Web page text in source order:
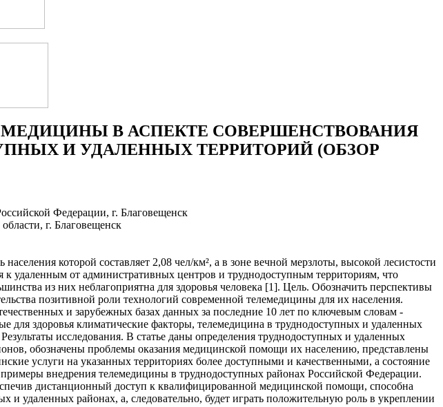
В АСПЕКТЕ СОВЕРШЕНСТВОВАНИЯ
И УДАЛЕННЫХ ТЕРРИТОРИЙ (ОБЗОР
Федерации, г. Благовещенск
г. Благовещенск
которой составляет 2,08 чел/км², а в зоне вечной мерзлоты, высокой лесистости
к удаленным от административных центров и труднодоступным территориям, что
из них неблагоприятна для здоровья человека [1]. Цель. Обозначить перспективы
позитивной роли технологий современной телемедицины для их населения.
и зарубежных базах данных за последние 10 лет по ключевым словам -
здоровья климатические факторы, телемедицина в труднодоступных и удаленных
исследования. В статье даны определения труднодоступных и удаленных
обозначены проблемы оказания медицинской помощи их населению, представлены
услуги на указанных территориях более доступными и качественными, а состояние
внедрения телемедицины в труднодоступных районах Российской Федерации.
дистанционный доступ к квалифицированной медицинской помощи, способна
удаленных районах, а, следовательно, будет играть положительную роль в укреплении